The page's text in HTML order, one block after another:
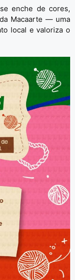
enche de cores,
Macaarte — uma
local e valoriza o